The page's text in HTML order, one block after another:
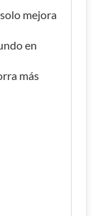
mejora
en
más